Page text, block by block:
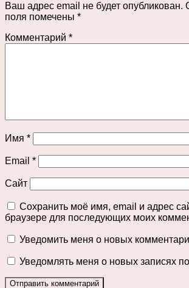
Ваш адрес email не будет опубликован.
поля помечены *
Комментарий *
Имя *
Email *
Сайт
Сохранить моё имя, email и адрес
браузере для последующих моих
Уведомить меня о новых
Уведомлять меня о новых записях